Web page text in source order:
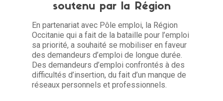
soutenu par la Région
En partenariat avec Pôle emploi, la Région
Occitanie qui a fait de la bataille pour l’emploi
sa priorité, a souhaité se mobiliser en faveur
des demandeurs d’emploi de longue durée.
Des demandeurs d’emploi confrontés à des
difficultés d’insertion, du fait d’un manque de
réseaux personnels et professionnels.